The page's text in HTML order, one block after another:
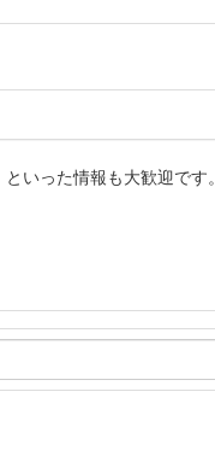
いった情報も大歓迎です。